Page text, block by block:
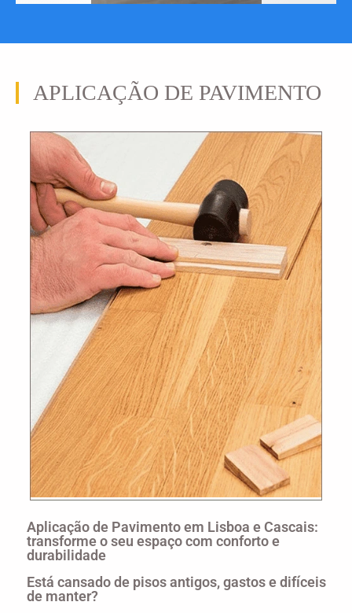
APLICAÇÃO DE PAVIMENTO
Aplicação de Pavimento em Lisboa e Cascais:
transforme o seu espaço com conforto e
durabilidade
Está cansado de pisos antigos, gastos e difíceis
de manter?